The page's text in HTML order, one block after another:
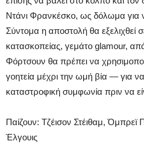
Ντάνι Φρανκέσκο, ως δόλωμα για
Σύντομα η αποστολή θα εξελιχθεί
κατασκοπείας, γεμάτο glamour,
Φόρτσουν θα πρέπει να
γοητεία μέχρι την ωμή βία — για
καταστροφική συμφωνία πριν να
Παίζουν: Τζέισον Στέιθαμ, Όμπρεϊ
Έλγουις